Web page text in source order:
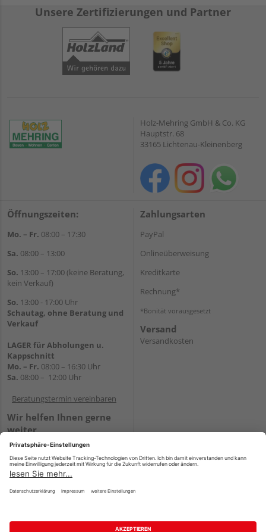
Unsere Zertifizierungen und Partner
Holz-Mehring GmbH & Co. KG
Hauptstr. 68
33165 Lichtenau-Kleinenberg
Öffnungszeiten:
Mo. – Fr. 08:00 – 17:30
Sa. 08:00 – 13:00
So. 13:00 – 17:00 (keine Beratung,
kein Verkauf)
So. 13:00 - 17:00 Uhr
Schautag, ohne Beratung und
Verkauf
LAGER für Abholungen u.
Kappschnitt
Mo. – Fr. 08:00 – 16:30 Uhr
Sa. 08:00 – 12:00 Uhr
Beratungstermin vereinbaren
Wir helfen Ihnen gerne
weiter
Tel.:+49 5647 94660
WhatsApp
Zahlungsarten
PayPal
Onlineüberweisung
Kreditkarte
Rechnung*
*Bonität vorausgesetzt
Versand
Versandkosten
Impressum AGB Widerruf Datenschutz